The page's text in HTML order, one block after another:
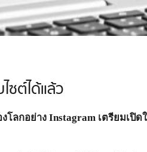
ซต์ได้แล้ว
โลกอย่าง Instagram เตรียมเปิ